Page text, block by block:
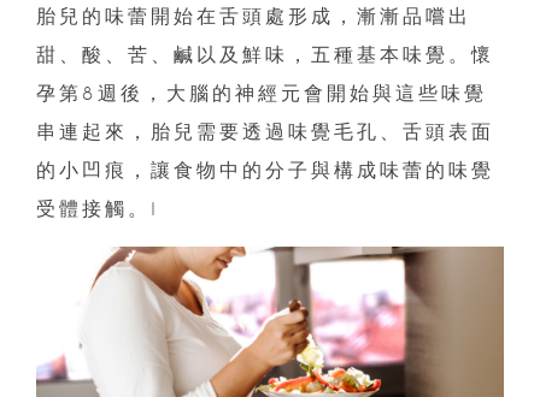
胎兒的味蕾開始在舌頭處形成，漸漸品嚐出
甜、酸、苦、鹹以及鮮味，五種基本味覺。懷
孕第8週後，大腦的神經元會開始與這些味覺
串連起來，胎兒需要透過味覺毛孔、舌頭表面
的小凹痕，讓食物中的分子與構成味蕾的味覺
受體接觸。l